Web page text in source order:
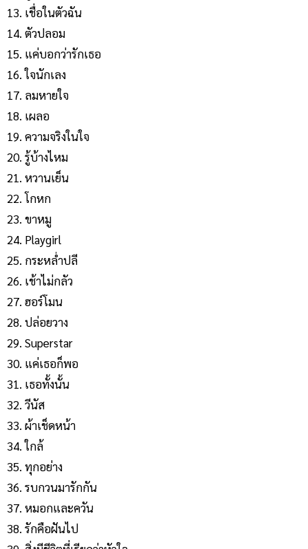
เชื่อในตัวฉัน
ตัวปลอม
แค่บอกว่ารักเธอ
ใจนักเลง
ลมหายใจ
เผลอ
ความจริงในใจ
รู้บ้างไหม
หวานเย็น
โกหก
ขาหมู
Playgirl
กระหล่ำปลี
เช้าไม่กลัว
ฮอร์โมน
ปล่อยวาง
Superstar
แค่เธอก็พอ
เธอทั้งนั้น
วีนัส
ผ้าเช็ดหน้า
ใกล้
ทุกอย่าง
รบกวนมารักกัน
หมอกและควัน
รักคือฝันไป